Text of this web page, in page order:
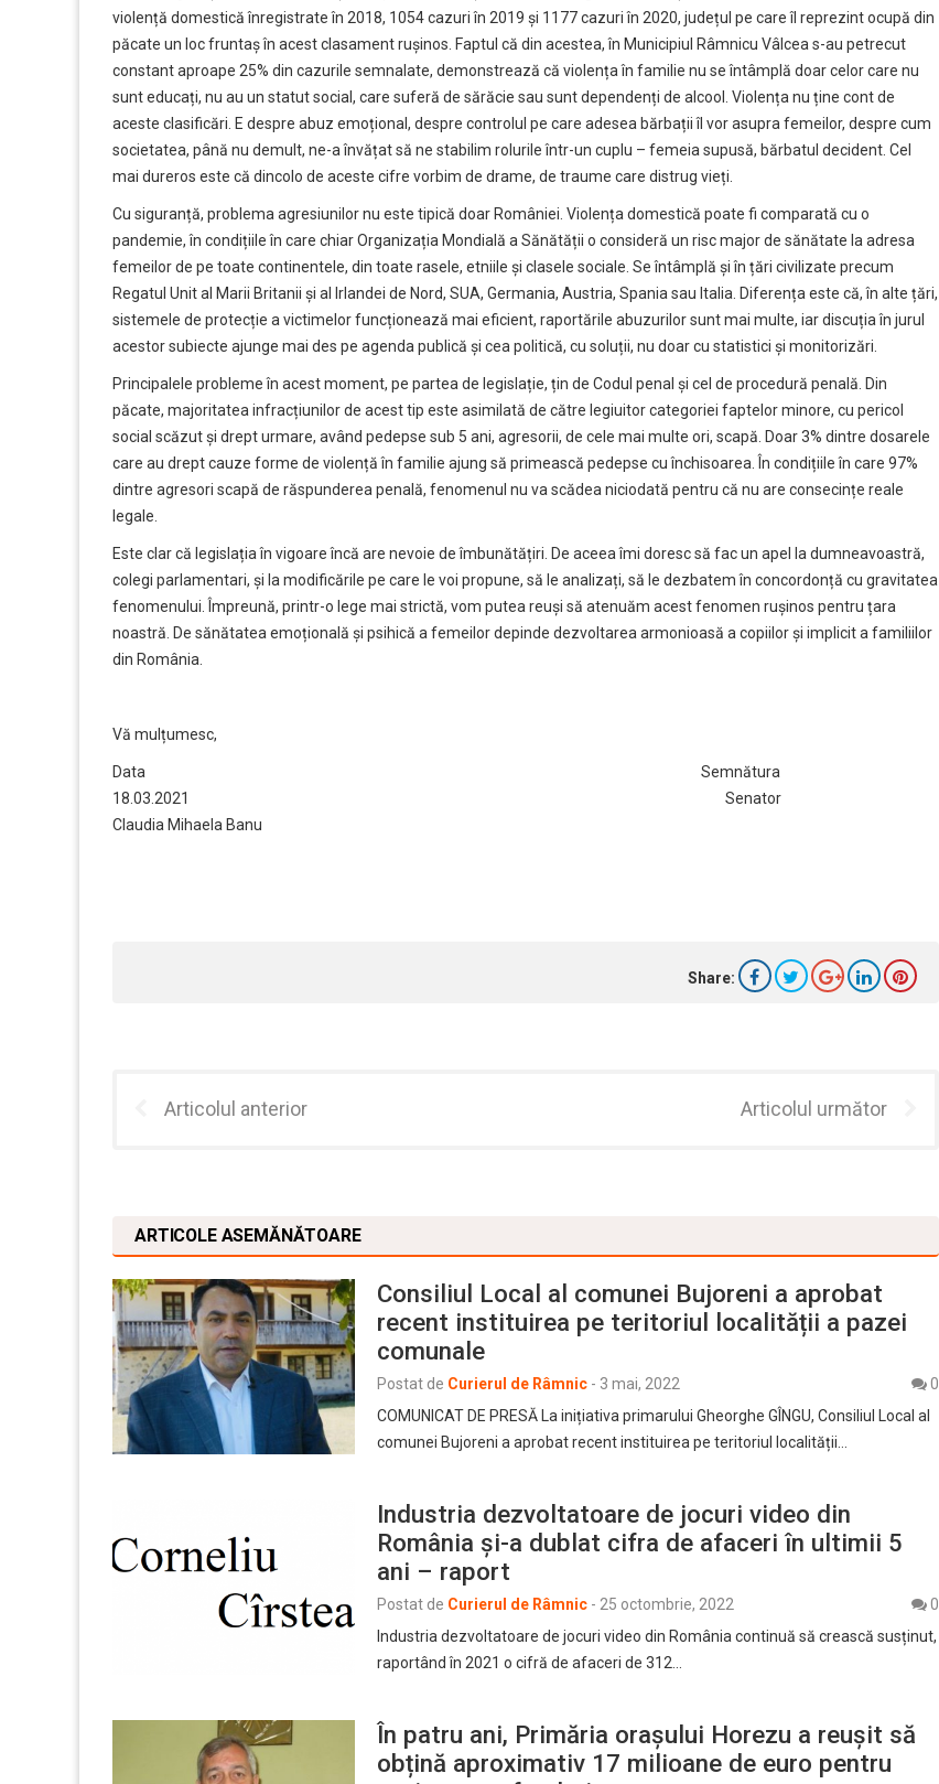
violență domestică înregistrate în 2018, 1054 cazuri în 2019 și 1177 cazuri în 2020, județul pe care îl reprezint ocupă din
păcate un loc fruntaș în acest clasament rușinos. Faptul că din acestea, în Municipiul Râmnicu Vâlcea s-au petrecut
constant aproape 25% din cazurile semnalate, demonstrează că violența în familie nu se întâmplă doar celor care nu
sunt educați, nu au un statut social, care suferă de sărăcie sau sunt dependenți de alcool. Violența nu ține cont de
aceste clasificări. E despre abuz emoțional, despre controlul pe care adesea bărbații îl vor asupra femeilor, despre cum
societatea, până nu demult, ne-a învățat să ne stabilim rolurile într-un cuplu – femeia supusă, bărbatul decident. Cel
mai dureros este că dincolo de aceste cifre vorbim de drame, de traume care distrug vieți.
Cu siguranță, problema agresiunilor nu este tipică doar României. Violența domestică poate fi comparată cu o
pandemie, în condițiile în care chiar Organizația Mondială a Sănătății o consideră un risc major de sănătate la adresa
femeilor de pe toate continentele, din toate rasele, etniile și clasele sociale. Se întâmplă și în țări civilizate precum
Regatul Unit al Marii Britanii și al Irlandei de Nord, SUA, Germania, Austria, Spania sau Italia. Diferența este că, în alte țări,
sistemele de protecție a victimelor funcționează mai eficient, raportările abuzurilor sunt mai multe, iar discuția în jurul
acestor subiecte ajunge mai des pe agenda publică și cea politică, cu soluții, nu doar cu statistici și monitorizări.
Principalele probleme în acest moment, pe partea de legislație, țin de Codul penal și cel de procedură penală. Din
păcate, majoritatea infracțiunilor de acest tip este asimilată de către legiuitor categoriei faptelor minore, cu pericol
social scăzut și drept urmare, având pedepse sub 5 ani, agresorii, de cele mai multe ori, scapă. Doar 3% dintre dosarele
care au drept cauze forme de violență în familie ajung să primească pedepse cu închisoarea. În condițiile în care 97%
dintre agresori scapă de răspunderea penală, fenomenul nu va scădea niciodată pentru că nu are consecințe reale
legale.
Este clar că legislația în vigoare încă are nevoie de îmbunătățiri. De aceea îmi doresc să fac un apel la dumneavoastră,
colegi parlamentari, și la modificările pe care le voi propune, să le analizați, să le dezbatem în concordonță cu gravitatea
fenomenului. Împreună, printr-o lege mai strictă, vom putea reuși să atenuăm acest fenomen rușinos pentru țara
noastră. De sănătatea emoțională și psihică a femeilor depinde dezvoltarea armonioasă a copiilor și implicit a familiilor
din România.
Vă mulțumesc,
Data Semnătura
18.03.2021 Senator
Claudia Mihaela Banu
Share:
Articolul anterior Articolul următor
ARTICOLE ASEMĂNĂTOARE
Consiliul Local al comunei Bujoreni a aprobat
recent instituirea pe teritoriul localității a pazei
comunale
Postat de Curierul de Râmnic - 3 mai, 2022
0
COMUNICAT DE PRESĂ La inițiativa primarului Gheorghe GÎNGU, Consiliul Local al
comunei Bujoreni a aprobat recent instituirea pe teritoriul localității…
Industria dezvoltatoare de jocuri video din
România și-a dublat cifra de afaceri în ultimii 5
ani – raport
Postat de Curierul de Râmnic - 25 octombrie, 2022
0
Industria dezvoltatoare de jocuri video din România continuă să crească susținut,
raportând în 2021 o cifră de afaceri de 312…
În patru ani, Primăria orașului Horezu a reușit să
obțină aproximativ 17 milioane de euro pentru